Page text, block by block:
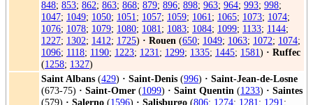
848; 853; 862; 863; 868; 879; 896; 898; 963; 964; 993; 998;
1047; 1049; 1050; 1051; 1057; 1059; 1061; 1065; 1073; 1074;
1076; 1078; 1079; 1080; 1081; 1083; 1084; 1099; 1133; 1144;
1227; 1302; 1412; 1725) · Rouen (650; 1049; 1063; 1072; 1074;
1096; 1118; 1190; 1223; 1231; 1299; 1335; 1445; 1581) · Ruffec
(1258; 1327)
Saint Albans (429) · Saint-Denis (996) · Saint-Jean-de-Losne
(673-75) · Saint-Omer (1099) · Saint Quentin (1233) · Saintes
(579) · Salerno (1596) · Salisburgo (806; 1274; 1281; 1291;